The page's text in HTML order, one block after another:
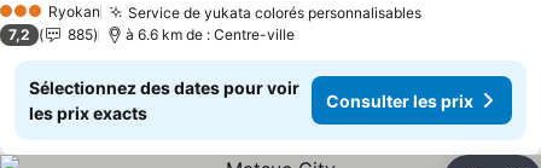
3 ÉtoilesRyokan Service de yukata colorés personnalisablesConsulter
7,2 885 à 6.6 km de : Centre-ville
Sélectionnez des dates pour voir
les prix exacts
Consulter les prix